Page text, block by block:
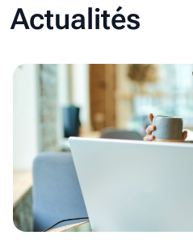
Actualités